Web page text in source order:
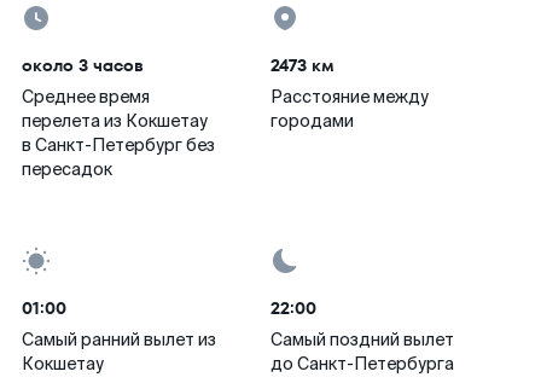
около 3 часов
Среднее время
перелета из Кокшетау
в Санкт-Петербург без
пересадок
2473 км
Расстояние между
городами
01:00
Самый ранний вылет из
Кокшетау
22:00
Самый поздний вылет
до Санкт-Петербурга